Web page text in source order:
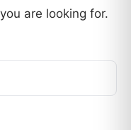
are looking for.